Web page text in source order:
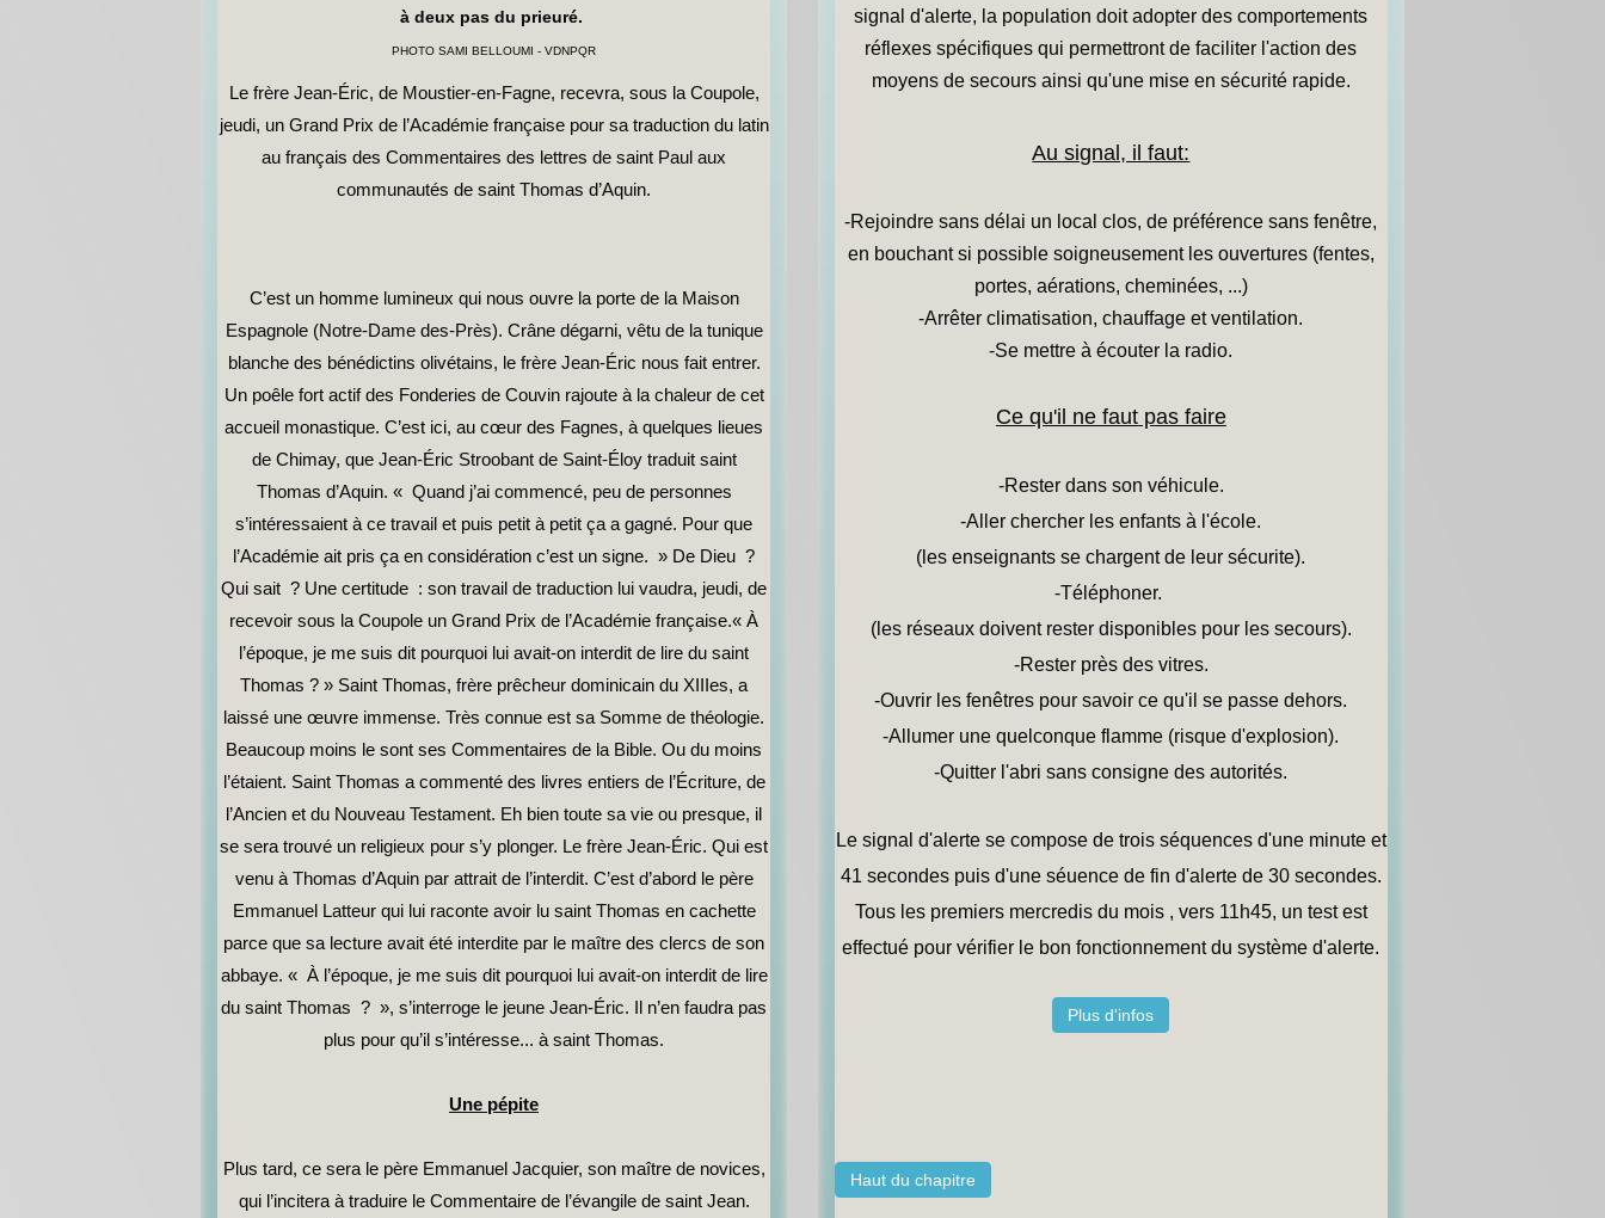
à deux pas du prieuré.
PHOTO SAMI BELLOUMI - VDNPQR
Le frère Jean-Éric, de Moustier-en-Fagne, recevra, sous la Coupole,
jeudi, un Grand Prix de l’Académie française pour sa traduction du latin
au français des Commentaires des lettres de saint Paul aux
communautés de saint Thomas d’Aquin.
C’est un homme lumineux qui nous ouvre la porte de la Maison
Espagnole (Notre-Dame des-Près). Crâne dégarni, vêtu de la tunique
blanche des bénédictins olivétains, le frère Jean-Éric nous fait entrer.
Un poêle fort actif des Fonderies de Couvin rajoute à la chaleur de cet
accueil monastique. C’est ici, au cœur des Fagnes, à quelques lieues
de Chimay, que Jean-Éric Stroobant de Saint-Éloy traduit saint
Thomas d’Aquin. « Quand j’ai commencé, peu de personnes
s’intéressaient à ce travail et puis petit à petit ça a gagné. Pour que
l’Académie ait pris ça en considération c’est un signe. » De Dieu ?
Qui sait ? Une certitude : son travail de traduction lui vaudra, jeudi, de
recevoir sous la Coupole un Grand Prix de l’Académie française.« À
l’époque, je me suis dit pourquoi lui avait-on interdit de lire du saint
Thomas ? » Saint Thomas, frère prêcheur dominicain du XIIIes, a
laissé une œuvre immense. Très connue est sa Somme de théologie.
Beaucoup moins le sont ses Commentaires de la Bible. Ou du moins
l’étaient. Saint Thomas a commenté des livres entiers de l’Écriture, de
l’Ancien et du Nouveau Testament. Eh bien toute sa vie ou presque, il
se sera trouvé un religieux pour s’y plonger. Le frère Jean-Éric. Qui est
venu à Thomas d’Aquin par attrait de l’interdit. C’est d’abord le père
Emmanuel Latteur qui lui raconte avoir lu saint Thomas en cachette
parce que sa lecture avait été interdite par le maître des clercs de son
abbaye. « À l’époque, je me suis dit pourquoi lui avait-on interdit de lire
du saint Thomas ? », s’interroge le jeune Jean-Éric. Il n’en faudra pas
plus pour qu’il s’intéresse... à saint Thomas.
Une pépite
Plus tard, ce sera le père Emmanuel Jacquier, son maître de novices,
qui l’incitera à traduire le Commentaire de l’évangile de saint Jean.
signal d'alerte, la population doit adopter des comportements
réflexes spécifiques qui permettront de faciliter l'action des
moyens de secours ainsi qu'une mise en sécurité rapide.
Au signal, il faut:
-Rejoindre sans délai un local clos, de préférence sans fenêtre,
en bouchant si possible soigneusement les ouvertures (fentes,
portes, aérations, cheminées, ...)
-Arrêter climatisation, chauffage et ventilation.
-Se mettre à écouter la radio.
Ce qu'il ne faut pas faire
-Rester dans son véhicule.
-Aller chercher les enfants à l'école.
(les enseignants se chargent de leur sécurite).
-Téléphoner.
(les réseaux doivent rester disponibles pour les secours).
-Rester près des vitres.
-Ouvrir les fenêtres pour savoir ce qu'il se passe dehors.
-Allumer une quelconque flamme (risque d'explosion).
-Quitter l'abri sans consigne des autorités.
Le signal d'alerte se compose de trois séquences d'une minute et
41 secondes puis d'une séuence de fin d'alerte de 30 secondes.
Tous les premiers mercredis du mois , vers 11h45, un test est
effectué pour vérifier le bon fonctionnement du système d'alerte.
Plus d'infos
Haut du chapitre